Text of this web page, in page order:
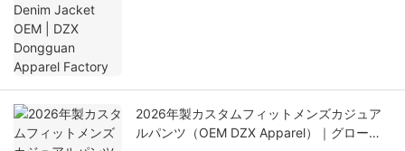
2026年製カスタムフィットメンズカジュア
ルパンツ（OEM DZX Apparel）｜グローバ